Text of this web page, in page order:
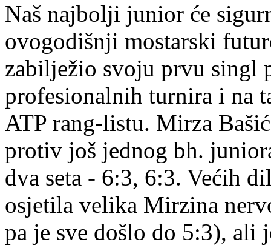
Naš najbolji junior će
ovogodišnji mostarski
zabilježio svoju prvu singl
profesionalnih turnira i na
ATP rang-listu. Mirza
protiv još jednog bh.
dva seta - 6:3, 6:3. Većih
osjetila velika Mirzina
pa je sve došlo do 5:3), ali